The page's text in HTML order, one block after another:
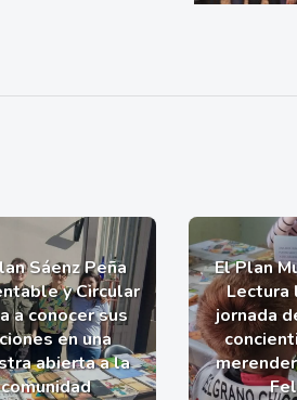
Sáenz Peña
y Circular
a conocer sus
en una
abierta a la
comunidad
El Plan
Lectura
jornada